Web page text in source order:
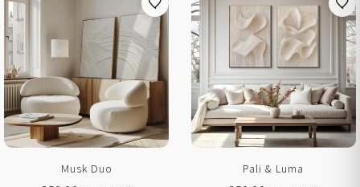
Pali & Luma
Musk Duo